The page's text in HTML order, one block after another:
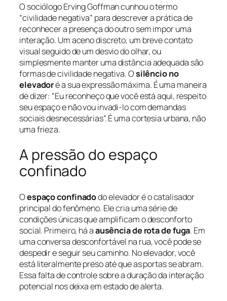
O sociólogo Erving Goffman cunhou o termo
“civilidade negativa” para descrever a prática de
reconhecer a presença do outro sem impor uma
interação. Um aceno discreto, um breve contato
visual seguido de um desvio do olhar, ou
simplesmente manter uma distância adequada são
formas de civilidade negativa. Osilêncio no
elevadoré a sua expressão máxima. É uma maneira
de dizer: “Eu reconheço que você está aqui, respeito
seu espaço e não vou invadi-lo com demandas
sociais desnecessárias”. É uma cortesia urbana, não
uma frieza.
A pressão do espaço
confinado
Oespaço confinadodo elevador é o catalisador
principal do fenômeno. Ele cria uma série de
condições únicas que amplificam o desconforto
social. Primeiro, há aausência de rota de fuga. Em
uma conversa desconfortável na rua, você pode se
despedir e seguir seu caminho. No elevador, você
está literalmente preso até que as portas se abram.
Essa falta de controle sobre a duração da interação
potencial nos deixa em estado de alerta.